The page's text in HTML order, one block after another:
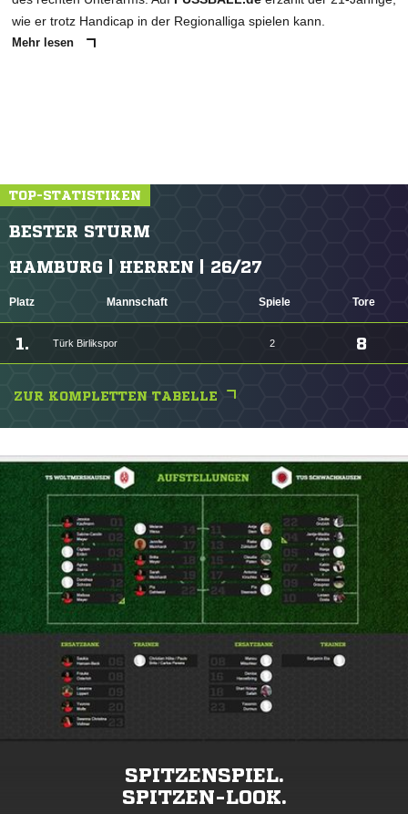
wie er trotz Handicap in der Regionalliga spielen kann.
Mehr lesen
TOP-STATISTIKEN
BESTER STURM
HAMBURG | HERREN | 26/27
Platz Mannschaft Spiele Tore
1. Türk Birlikspor 2 8
ZUR KOMPLETTEN TABELLE
SPITZENSPIEL.
SPITZEN-LOOK.